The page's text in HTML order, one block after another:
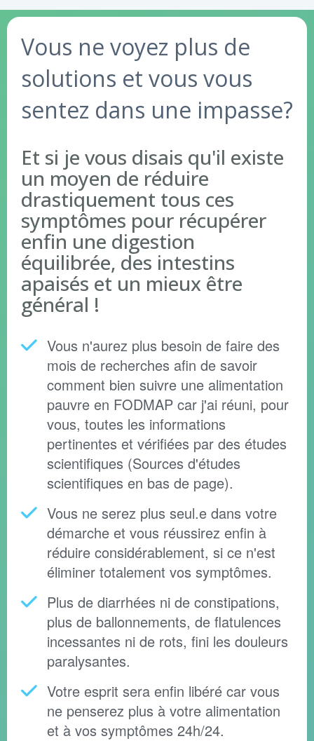
Vous ne voyez plus de
solutions et vous vous
sentez dans une impasse?
Et si je vous disais qu'il existe
un moyen de réduire
drastiquement tous ces
symptômes pour récupérer
enfin une digestion
équilibrée, des intestins
apaisés et un mieux être
général !
Vous n'aurez plus besoin de faire des
mois de recherches afin de savoir
comment bien suivre une alimentation
pauvre en FODMAP car j'ai réuni, pour
vous, toutes les informations
pertinentes et vérifiées par des études
scientifiques (Sources d'études
scientifiques en bas de page).
Vous ne serez plus seul.e dans votre
démarche et vous réussirez enfin à
réduire considérablement, si ce n'est
éliminer totalement vos symptômes.
Plus de diarrhées ni de constipations,
plus de ballonnements, de flatulences
incessantes ni de rots, fini les douleurs
paralysantes.
Votre esprit sera enfin libéré car vous
ne penserez plus à votre alimentation
et à vos symptômes 24h/24.